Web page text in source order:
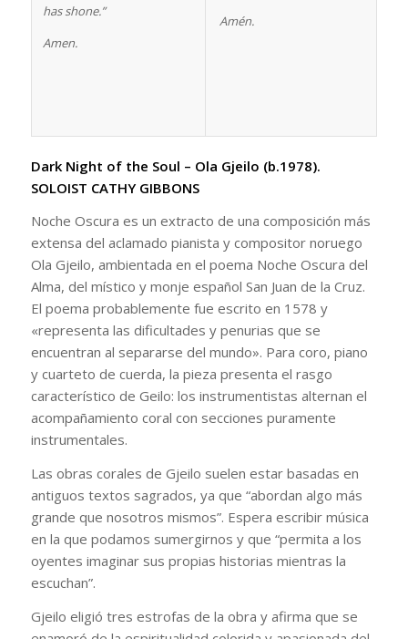
has shone.”
Amen.
Amén.
Dark Night of the Soul – Ola Gjeilo (b.1978).
SOLOIST CATHY GIBBONS
Noche Oscura es un extracto de una composición más
extensa del aclamado pianista y compositor noruego
Ola Gjeilo, ambientada en el poema Noche Oscura del
Alma, del místico y monje español San Juan de la Cruz.
El poema probablemente fue escrito en 1578 y
«representa las dificultades y penurias que se
encuentran al separarse del mundo». Para coro, piano
y cuarteto de cuerda, la pieza presenta el rasgo
característico de Geilo: los instrumentistas alternan el
acompañamiento coral con secciones puramente
instrumentales.
Las obras corales de Gjeilo suelen estar basadas en
antiguos textos sagrados, ya que “abordan algo más
grande que nosotros mismos”. Espera escribir música
en la que podamos sumergirnos y que “permita a los
oyentes imaginar sus propias historias mientras la
escuchan”.
Gjeilo eligió tres estrofas de la obra y afirma que se